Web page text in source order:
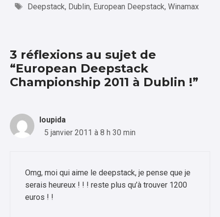
Étiquettes
Deepstack, Dublin, European Deepstack, Winamax
3 réflexions au sujet de
“European Deepstack
Championship 2011 à Dublin !”
loupida
5 janvier 2011 à 8 h 30 min
Omg, moi qui aime le deepstack, je pense que je
serais heureux ! ! ! reste plus qu’à trouver 1200
euros ! !